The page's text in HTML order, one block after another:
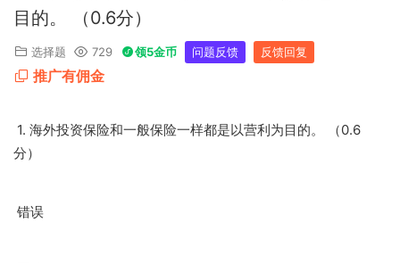
目的。 （0.6分）
选择题 729 领5金币 问题反馈 反馈回复
推广有佣金
1. 海外投资保险和一般保险一样都是以营利为目的。 （0.6
分）
错误